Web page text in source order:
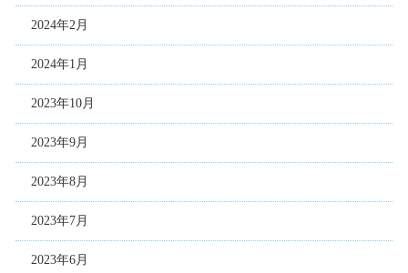
2024年2月
2024年1月
2023年10月
2023年9月
2023年8月
2023年7月
2023年6月